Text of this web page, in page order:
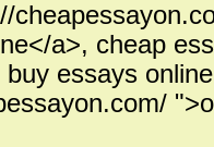
a>, cheap
buy essays